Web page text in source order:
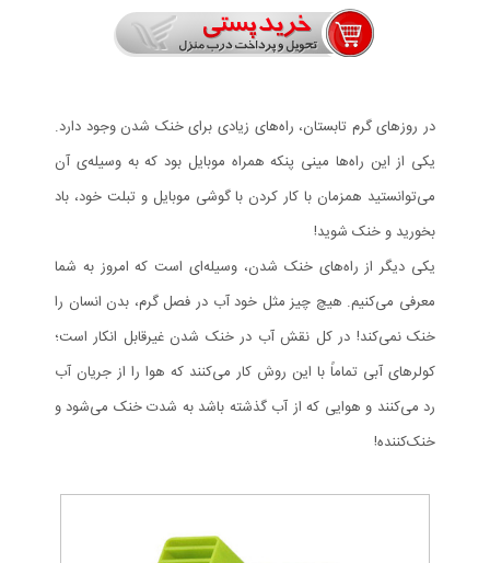
در روزهای گرم تابستان، راه‌های زیادی برای خنک شدن وجود دارد.
یکی از این راه‌ها مینی پنکه همراه موبایل بود که به وسیله‌ی آن
می‌توانستید همزمان با کار کردن با گوشی موبایل و تبلت خود، باد
بخورید و خنک شوید!
یکی دیگر از راه‌های خنک شدن، وسیله‌ای است که امروز به شما
معرفی می‌کنیم. هیچ چیز مثل خود آب در فصل گرم، بدن انسان را
خنک نمی‌کند! در کل نقش آب در خنک شدن غیرقابل انکار است؛
کولرهای آبی تماماً با این روش کار می‌کنند که هوا را از جریان آب
رد می‌کنند و هوایی که از آب گذشته باشد به شدت خنک می‌شود و
خنک‌کننده!